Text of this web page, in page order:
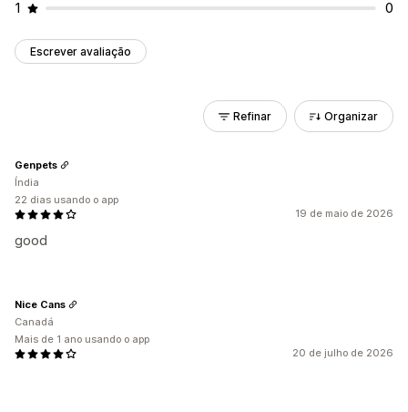
1
0
Escrever avaliação
Refinar Organizar
19 de maio de 2026
good
Genpets
Índia
22 dias usando o app
20 de julho de 2026
Nice Cans
Canadá
Mais de 1 ano usando o app